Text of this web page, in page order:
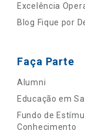
Excelência
Blog Fique por
Faça Parte
Alumni
Educação em
Fundo de
Conhecimento